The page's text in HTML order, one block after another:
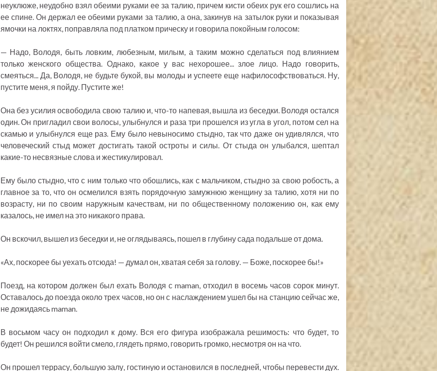
неуклюже, неудобно взял обеими руками ее за талию, причем кисти обеих рук его сошлись на
ее спине. Он держал ее обеими руками за талию, а она, закинув на затылок руки и показывая
ямочки на локтях, поправляла под платком прическу и говорила покойным голосом:
— Надо, Володя, быть ловким, любезным, милым, а таким можно сделаться под влиянием
только женского общества. Однако, какое у вас нехорошее... злое лицо. Надо говорить,
смеяться... Да, Володя, не будьте букой, вы молоды и успеете еще нафилософствоваться. Ну,
пустите меня, я пойду. Пустите же!
Она без усилия освободила свою талию и, что-то напевая, вышла из беседки. Володя остался
один. Он пригладил свои волосы, улыбнулся и раза три прошелся из угла в угол, потом сел на
скамью и улыбнулся еще раз. Ему было невыносимо стыдно, так что даже он удивлялся, что
человеческий стыд может достигать такой остроты и силы. От стыда он улыбался, шептал
какие-то несвязные слова и жестикулировал.
Ему было стыдно, что с ним только что обошлись, как с мальчиком, стыдно за свою робость, а
главное за то, что он осмелился взять порядочную замужнюю женщину за талию, хотя ни по
возрасту, ни по своим наружным качествам, ни по общественному положению он, как ему
казалось, не имел на это никакого права.
Он вскочил, вышел из беседки и, не оглядываясь, пошел в глубину сада подальше от дома.
«Ах, поскорее бы уехать отсюда! — думал он, хватая себя за голову. — Боже, поскорее бы!»
Поезд, на котором должен был ехать Володя с maman, отходил в восемь часов сорок минут.
Оставалось до поезда около трех часов, но он с наслаждением ушел бы на станцию сейчас же,
не дожидаясь maman.
В восьмом часу он подходил к дому. Вся его фигура изображала решимость: что будет, то
будет! Он решился войти смело, глядеть прямо, говорить громко, несмотря он на что.
Он прошел террасу, большую залу, гостиную и остановился в последней, чтобы перевести дух.